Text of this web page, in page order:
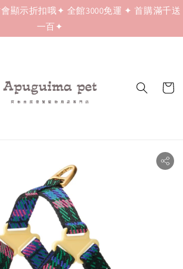
顯示折扣哦✦ 全館3000免運 ✦ 首購滿千送
一百✦